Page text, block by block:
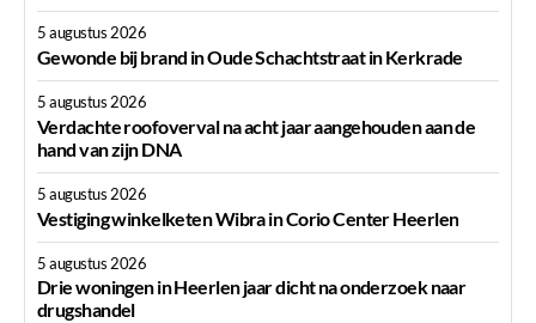
5 augustus 2026
Gewonde bij brand in Oude Schachtstraat in Kerkrade
5 augustus 2026
Verdachte roofoverval na acht jaar aangehouden aan de
hand van zijn DNA
5 augustus 2026
Vestiging winkelketen Wibra in Corio Center Heerlen
5 augustus 2026
Drie woningen in Heerlen jaar dicht na onderzoek naar
drugshandel